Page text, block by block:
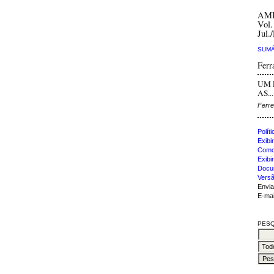
Vol.
UM
AS...
E-